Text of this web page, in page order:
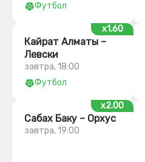
Футбол
x1.60
Кайрат Алматы –
Левски
завтра, 18:00
Футбол
x2.00
Сабах Баку – Орхус
завтра, 19:00